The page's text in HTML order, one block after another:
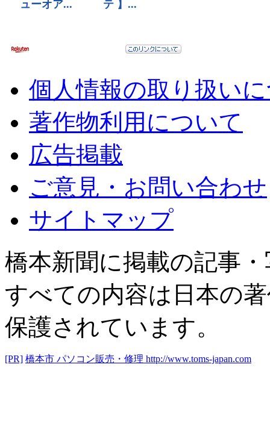
個人情報の取り扱い
著作物利用について
広告掲載
ご意見・お問い合わせ
サイトマップ
橋本新聞に掲載の記事
すべての内容は日本の
保護されています。
[PR] 橋本市 パソコン販売・修理 http://www.toms-japan.com